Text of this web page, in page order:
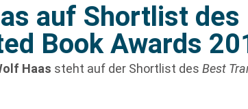
auf Shortlist des
Book Awards
Haas steht auf der Shortlist desBest